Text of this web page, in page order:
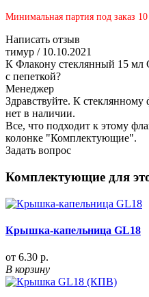
Минимальная партия под заказ
Написать отзыв
тимур / 10.10.2021
К Флакону стеклянный 15 мл
с пепеткой?
Менеджер
Здравствуйте. К
нет в наличии.
Все, что подходит к этому
колонке "Комплектующие".
Задать вопрос
Комплектующие для
Крышка-капельница GL18
от 6.30 р.
В корзину